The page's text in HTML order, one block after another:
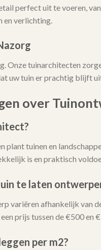
perfect uit te voeren,
en verlichting.
Onze tuinarchitecten
uw tuin er prachtig blijft
over
plant tuinen en
is en praktisch
te laten
variëren afhankelijk van
prijs tussen de €500 en
per m2?